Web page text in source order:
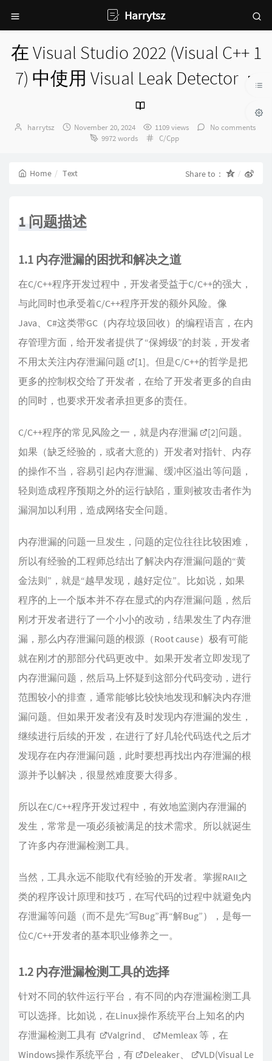
Harrytsz
在 Visual Studio 2022 (Visual C++ 1
7) 中使用 Visual Leak Detector
Author：
harrytsz
发
November 20, 2024 1109 views
No comments
9972 words
Categories：
C/Cpp
Home Text Share to：
1 问题描述
1.1 内存泄漏的困扰和解决之道
在C/C++程序开发过程中，开发者受益于C/C++的强大，
与此同时也承受着C/C++程序开发的额外风险。像
Java、C#这类带GC（内存垃圾回收）的编程语言，在内
存管理方面，给开发者提供了“保姆级”的封装，开发者
不用太关注内存泄漏问题
[1]。但是C/C++的哲学是把
更多的控制权交给了开发者，在给了开发者更多的自由
的同时，也要求开发者承担更多的责任。
C/C++程序的常见风险之一，就是内存泄漏 [2]问题。
如果（缺乏经验的，或者大意的）开发者对指针、内存
的操作不当，容易引起内存泄漏、缓冲区溢出等问题，
轻则造成程序预期之外的运行缺陷，重则被攻击者作为
漏洞加以利用，造成网络安全问题。
内存泄漏的问题一旦发生，问题的定位往往比较困难，
所以有经验的工程师总结出了解决内存泄漏问题的“黄
金法则”，就是“越早发现，越好定位”。比如说，如果
程序的上一个版本并不存在显式的内存泄漏问题，然后
刚才开发者进行了一个小小的改动，结果发生了内存泄
漏，那么内存泄漏问题的根源（Root cause）极有可能
就在刚才的那部分代码更改中。如果开发者立即发现了
内存泄漏问题，然后马上怀疑到这部分代码变动，进行
范围较小的排查，通常能够比较快地发现和解决内存泄
漏问题。但如果开发者没有及时发现内存泄漏的发生，
继续进行后续的开发，在进行了好几轮代码迭代之后才
发现存在内存泄漏问题，此时要想再找出内存泄漏的根
源并予以解决，很显然难度要大得多。
所以在C/C++程序开发过程中，有效地监测内存泄漏的
发生，常常是一项必须被满足的技术需求。所以就诞生
了许多内存泄漏检测工具。
当然，工具永远不能取代有经验的开发者。掌握RAII之
类的程序设计原理和技巧，在写代码的过程中就避免内
存泄漏等问题（而不是先“写Bug”再“解Bug”），是每一
位C/C++开发者的基本职业修养之一。
1.2 内存泄漏检测工具的选择
针对不同的软件运行平台，有不同的内存泄漏检测工具
可以选择。比如说，在Linux操作系统平台上知名的内
存泄漏检测工具有
Valgrind、 Memleax 等，在
Windows操作系统平台，有
Deleaker、
VLD(Visual Le